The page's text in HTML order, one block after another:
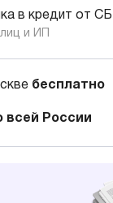
в кредит от
и ИП
бесплатно
всей России